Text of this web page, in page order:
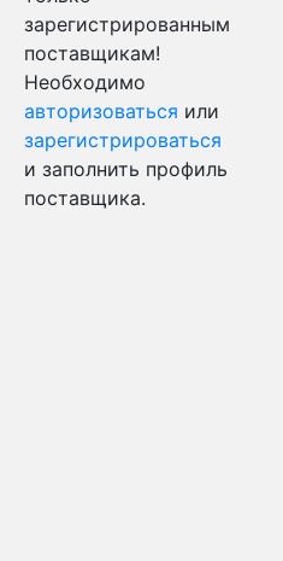
зарегистрированным
поставщикам!
Необходимо
авторизоваться или
зарегистрироваться
и заполнить профиль
поставщика.